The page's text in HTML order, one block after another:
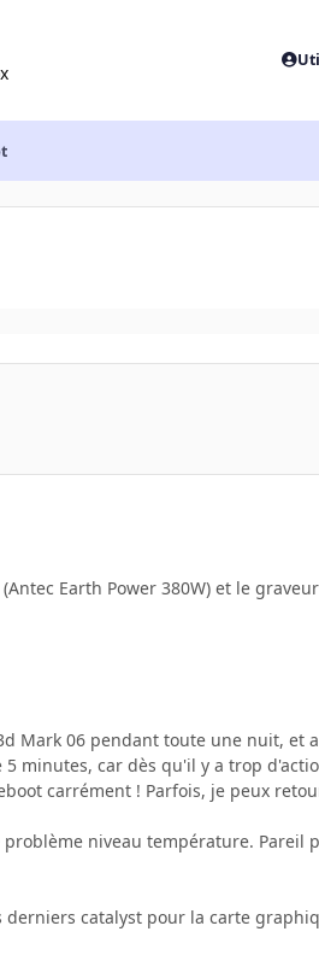
Earth Power 380W) et le
Mark 06 pendant toute une nuit, et
minutes, car dès qu'il y a trop
carrément ! Parfois, je peux
niveau température.
catalyst pour la carte